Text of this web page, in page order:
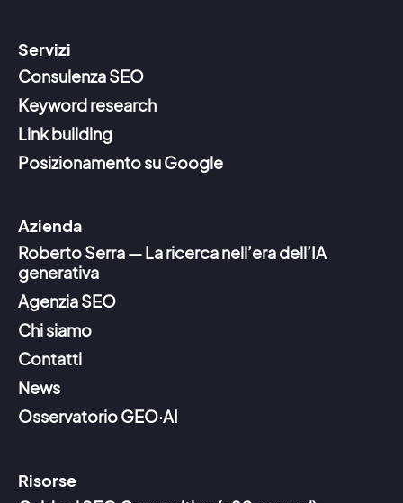
Servizi
Consulenza SEO
Keyword research
Link building
Posizionamento su Google
Azienda
Roberto Serra — La ricerca nell’era dell’IA
generativa
Agenzia SEO
Chi siamo
Contatti
News
Osservatorio GEO·AI
Risorse